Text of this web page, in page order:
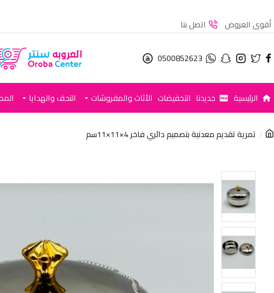
أقوى العروض اتصل بنا
0500852623
الرئيسية جديدنا التخفيضات الأثاث والمفروشات التحف والهدايا
تمرية تقديم معدنية بتصميم دائري فاخر 4×11×11سم